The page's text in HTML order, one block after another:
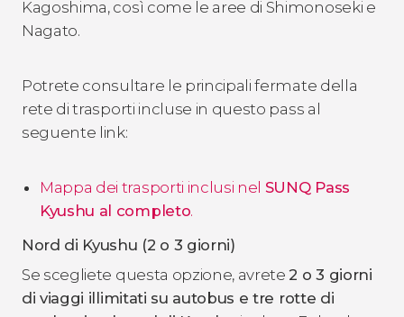
Kagoshima, così come le aree di Shimonoseki e
Nagato.
Potrete consultare le principali fermate della
rete di trasporti incluse in questo pass al
seguente link:
Mappa dei trasporti inclusi nel SUNQ Pass
Kyushu al completo.
Nord di Kyushu (2 o 3 giorni)
Se scegliete questa opzione, avrete2 o 3 giorni
di viaggi illimitati su autobus e tre rotte di